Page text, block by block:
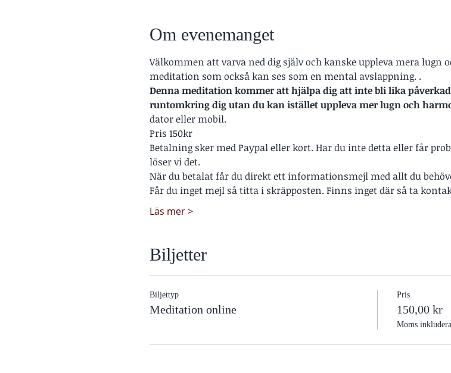
Om evenemanget
Välkommen att varva ned dig själv och kanske uppleva mera
meditation som också kan ses som en mental avslappning. .
Denna meditation kommer att hjälpa dig att inte bli lika
runtomkring dig utan du kan istället uppleva mer lugn och
dator eller mobil.
Pris 150kr
Betalning sker med Paypal eller kort. Har du inte detta eller får
löser vi det.
När du betalat får du direkt ett informationsmejl med allt du
Får du inget mejl så titta i skräpposten. Finns inget där så ta
Läs mer >
Biljetter
Biljettyp
Meditation online
Pris
150,00 kr
Moms